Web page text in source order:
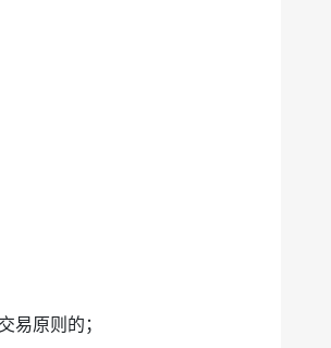
易原则的；